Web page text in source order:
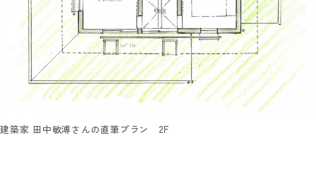
建築家 田中敏溥さんの直筆プラン 2F